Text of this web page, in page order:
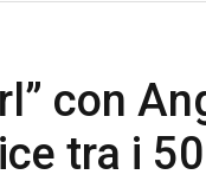
con
tra i